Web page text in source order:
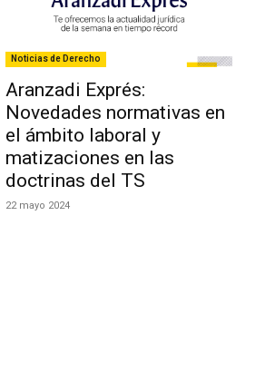
Noticias de Derecho
Aranzadi Exprés:
Novedades normativas en
el ámbito laboral y
matizaciones en las
doctrinas del TS
22 mayo 2024